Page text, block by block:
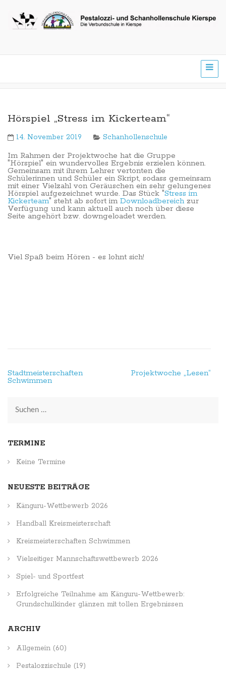
Hörspiel „Stress im Kickerteam“
14. November 2019 Schanhollenschule
Im Rahmen der Projektwoche hat die Gruppe
"Hörspiel" ein wundervolles Ergebnis erzielen können.
Gemeinsam mit ihrem Lehrer vertonten die
Schülerinnen und Schüler ein Skript, sodass gemeinsam
mit einer Vielzahl von Geräuschen ein sehr gelungenes
Hörspiel aufgezeichnet wurde. Das Stück "Stress im
Kickerteam" steht ab sofort im Downloadbereich zur
Verfügung und kann aktuell auch noch über diese
Seite angehört bzw. downgeloadet werden.
Viel Spaß beim Hören - es lohnt sich!
Beitragsnavigation
Stadtmeisterschaften
Schwimmen
Projektwoche „Lesen“
Suchen
TERMINE
Keine Termine
NEUESTE BEITRÄGE
Känguru-Wettbewerb 2026
Handball Kreismeisterschaft
Kreismeisterschaften Schwimmen
Vielseitiger Mannschaftswettbewerb 2026
Spiel- und Sportfest
Erfolgreiche Teilnahme am Känguru-Wettbewerb:
Grundschulkinder glänzen mit tollen Ergebnissen
ARCHIV
Allgemein (60)
Pestalozzischule (19)